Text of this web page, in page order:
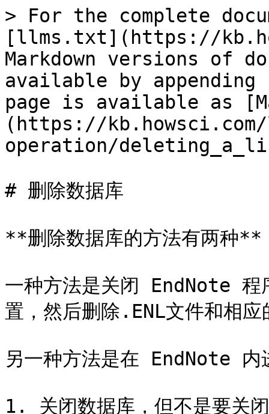
> For the complete
[llms.txt](https://
Markdown versions of
available by
page is available as
(https://
operation/
# 删除数据库
**删除数据库的方法有两种**
一种方法是关闭 EndNote 程
置，然后删除.ENL文件和相
另一种方法是在 EndNote 内
1. 关闭数据库，但不是要关